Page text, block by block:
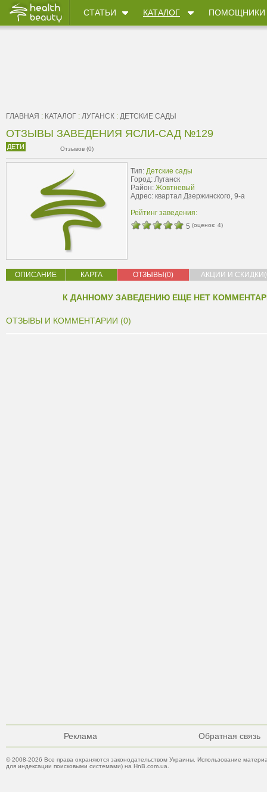
СТАТЬИ КАТАЛОГ ПОМОЩНИКИ
ГЛАВНАЯ : КАТАЛОГ : ЛУГАНСК : ДЕТСКИЕ САДЫ
ОТЗЫВЫ ЗАВЕДЕНИЯ ЯСЛИ-САД №129
ДЕТИ Отзывов (0)
Тип: Детские сады
Город: Луганск
Район: Жовтневый
Адрес: квартал Дзержинского, 9-а
Рейтинг заведения:
5 (оценок: 4)
ОПИСАНИЕ КАРТА ОТЗЫВЫ(0) АКЦИИ И
К ДАННОМУ ЗАВЕДЕНИЮ ЕЩЕ НЕТ
ОТЗЫВЫ И КОММЕНТАРИИ (0)
Реклама Обратная связь
© 2008-2026 Все права охраняются законодательством Украины. Использование
для индексации поисковыми системами) на HnB.com.ua.